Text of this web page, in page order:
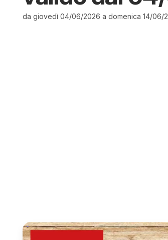
da giovedì 04/06/2026 a domenica 14/06/